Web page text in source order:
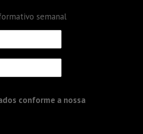
semanal
conforme a nossa